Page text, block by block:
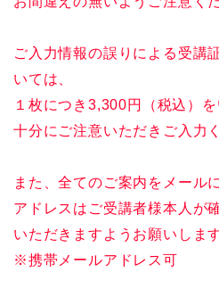
ご入力情報の誤りによる受講
いては、
１枚につき3,300円（税込）
十分にご注意いただきご入力
また、全てのご案内をメール
アドレスはご受講者様本人が
いただきますようお願いします
※携帯メールアドレス可